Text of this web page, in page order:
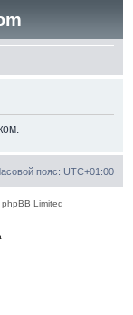
пояс: UTC+01:00
Limited